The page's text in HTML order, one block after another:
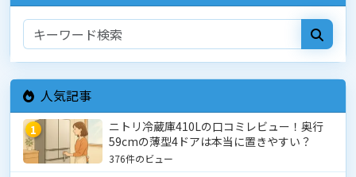
人気記事
1
ニトリ冷蔵庫410Lの口コミレビュー！奥行
59cmの薄型4ドアは本当に置きやすい？
376件のビュー